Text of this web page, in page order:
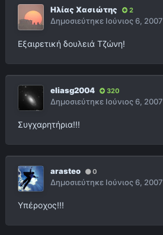
Ηλίας Χασιώτης 2
Δημοσιεύτηκε Ιούνιος 6, 2007
Εξαιρετική δουλειά Τζώνη!
eliasg2004 320
Δημοσιεύτηκε Ιούνιος 6, 2007
Συγχαρητήρια!!!
arasteo 0
Δημοσιεύτηκε Ιούνιος 6, 2007
Υπέροχος!!!